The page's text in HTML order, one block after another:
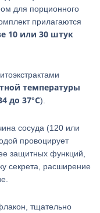
для порционного
прилагаются
10 или 30 штук
температуры
до 37°С).
сосуда (120 или
провоцирует
защитных функций,
секрета, расширение
тщательно